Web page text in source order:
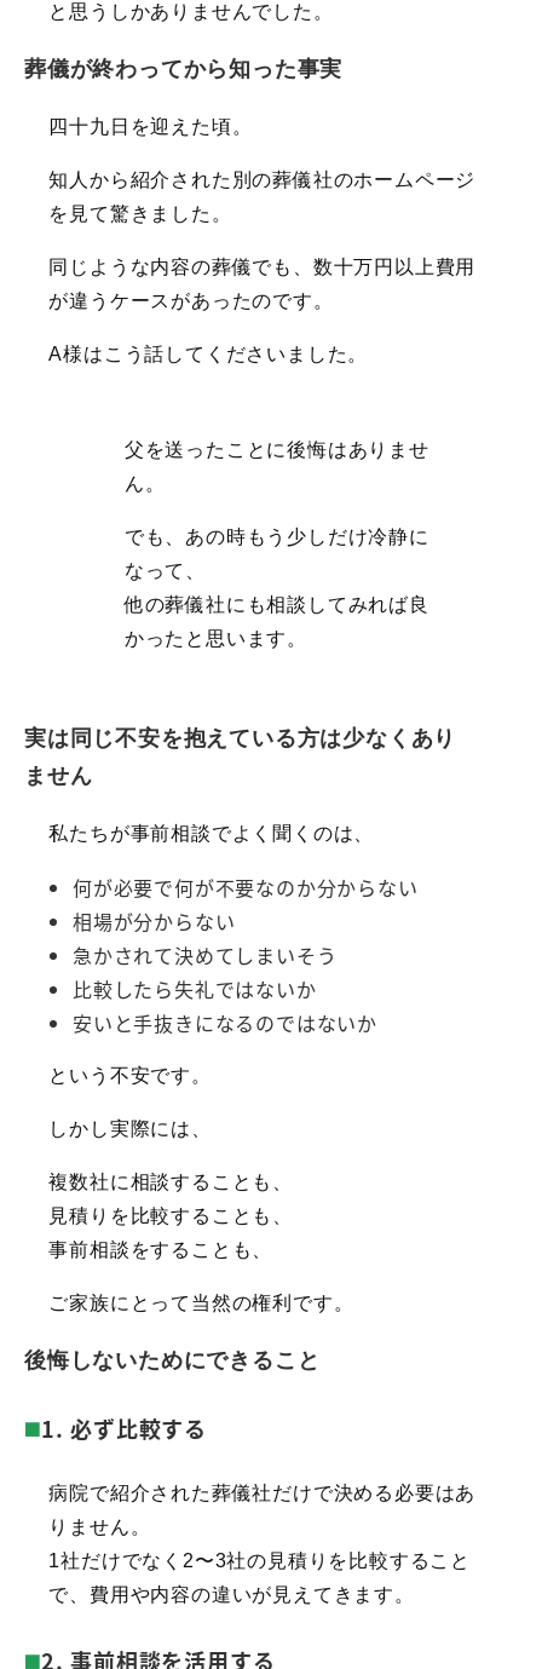
と思うしかありませんでした。
葬儀が終わってから知った事実
四十九日を迎えた頃。
知人から紹介された別の葬儀社のホームページ
を見て驚きました。
同じような内容の葬儀でも、数十万円以上費用
が違うケースがあったのです。
A様はこう話してくださいました。
父を送ったことに後悔はありませ
ん。
でも、あの時もう少しだけ冷静に
なって、
他の葬儀社にも相談してみれば良
かったと思います。
実は同じ不安を抱えている方は少なくあり
ません
私たちが事前相談でよく聞くのは、
何が必要で何が不要なのか分からない
相場が分からない
急かされて決めてしまいそう
比較したら失礼ではないか
安いと手抜きになるのではないか
という不安です。
しかし実際には、
複数社に相談することも、
見積りを比較することも、
事前相談をすることも、
ご家族にとって当然の権利です。
後悔しないためにできること
1. 必ず比較する
病院で紹介された葬儀社だけで決める必要はあ
りません。
1社だけでなく2〜3社の見積りを比較すること
で、費用や内容の違いが見えてきます。
2. 事前相談を活用する